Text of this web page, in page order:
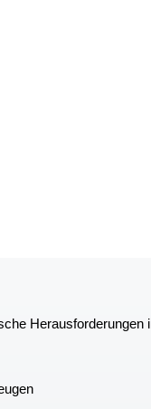
Herausforderungen